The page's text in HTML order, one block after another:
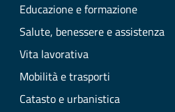
Educazione e formazione
Salute, benessere e assistenza
Vita lavorativa
Mobilità e trasporti
Catasto e urbanistica